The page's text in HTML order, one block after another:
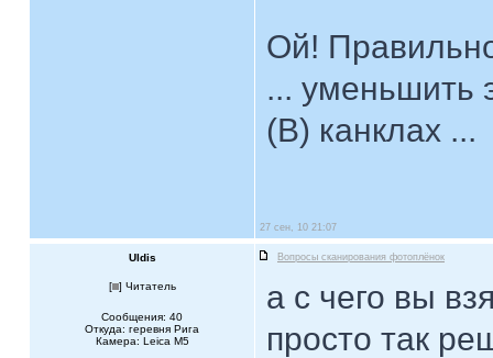
Ой!
... уменьшить
(B) канклах ...
27 сен, 10 21:07
Uldis Вопросы сканирования фотоплёнок
[ ] Читатель
Сообщения: 40
Откуда: геревня Рига
Камера: Leica M5
а с чего вы
просто так